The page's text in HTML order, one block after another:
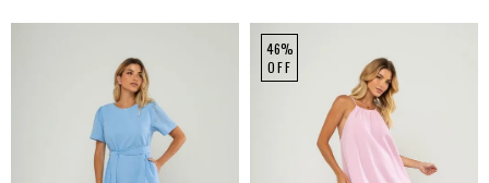
46%
OFF